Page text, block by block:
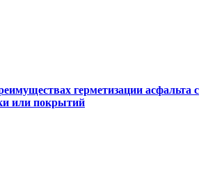
герметизации асфальта с
или покрытий